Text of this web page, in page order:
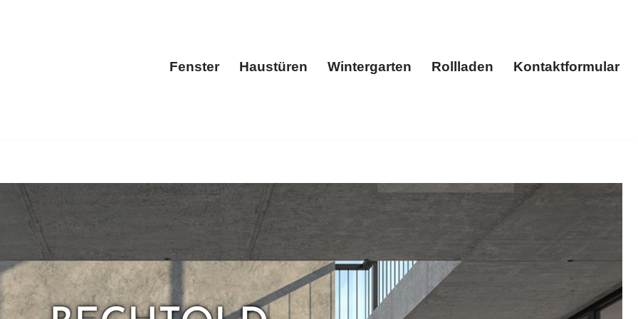
Fenster Haustüren Wintergarten Rollladen Kontaktformular